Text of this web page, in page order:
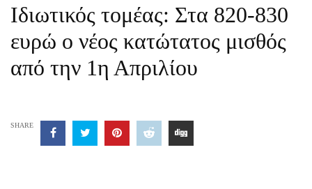
Ιδιωτικός τομέας: Στα 820-830
ευρώ ο νέος κατώτατος μισθός
από την 1η Απριλίου
SHARE